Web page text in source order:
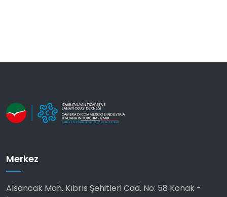
Merkez
Alsancak Mah. Kıbrıs Şehitleri Cad. No: 58 Konak -